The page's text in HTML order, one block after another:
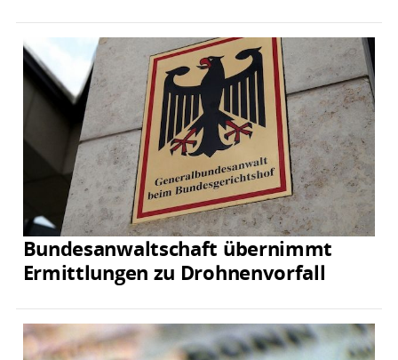
Bundesanwaltschaft übernimmt
Ermittlungen zu Drohnenvorfall